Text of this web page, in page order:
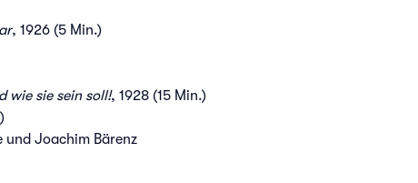
, 1926 (5 Min.)
wie sie sein soll!, 1928 (15 Min.)
und Joachim Bärenz